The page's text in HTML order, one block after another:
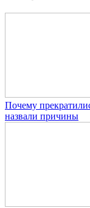
Почему
назвали причины